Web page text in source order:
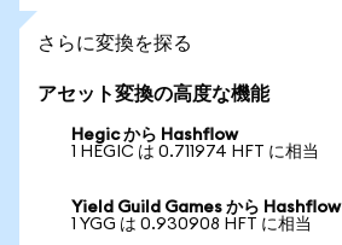
さらに変換を探る
アセット変換の高度な機能
Hegic から Hashflow
1 HEGIC は 0.711974 HFT に相当
Yield Guild Games から Hashflow
1 YGG は 0.930908 HFT に相当